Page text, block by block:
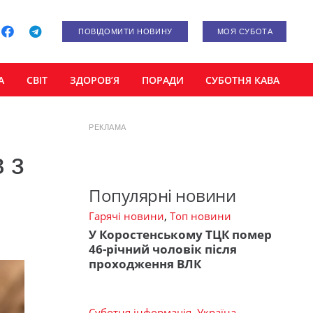
ПОВІДОМИТИ НОВИНУ МОЯ СУБОТА
СВІТ ЗДОРОВ’Я ПОРАДИ СУБОТНЯ КАВА
з
РЕКЛАМА
Популярні новини
Гарячі новини, Топ новини
У Коростенському ТЦК помер
46-річний чоловік після
проходження ВЛК